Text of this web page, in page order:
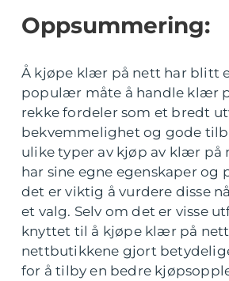
Oppsummering:
Å kjøpe klær på nett har blitt
populær måte å handle klær
rekke fordeler som et bredt
bekvemmelighet og gode
ulike typer av kjøp av klær på
har sine egne egenskaper og
det er viktig å vurdere disse
et valg. Selv om det er visse
knyttet til å kjøpe klær på
nettbutikkene gjort
for å tilby en bedre